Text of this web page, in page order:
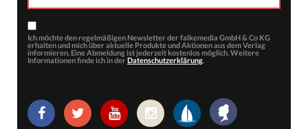
Ich möchte den regelmäßigen Newsletter der falkemedia GmbH & Co KG
erhalten und mich über aktuelle Produkte und Aktionen aus dem Verlag
informieren. Eine Abmeldung ist jederzeit kostenlos möglich. Weitere
Informationen finde ich in der Datenschutzerklärung.